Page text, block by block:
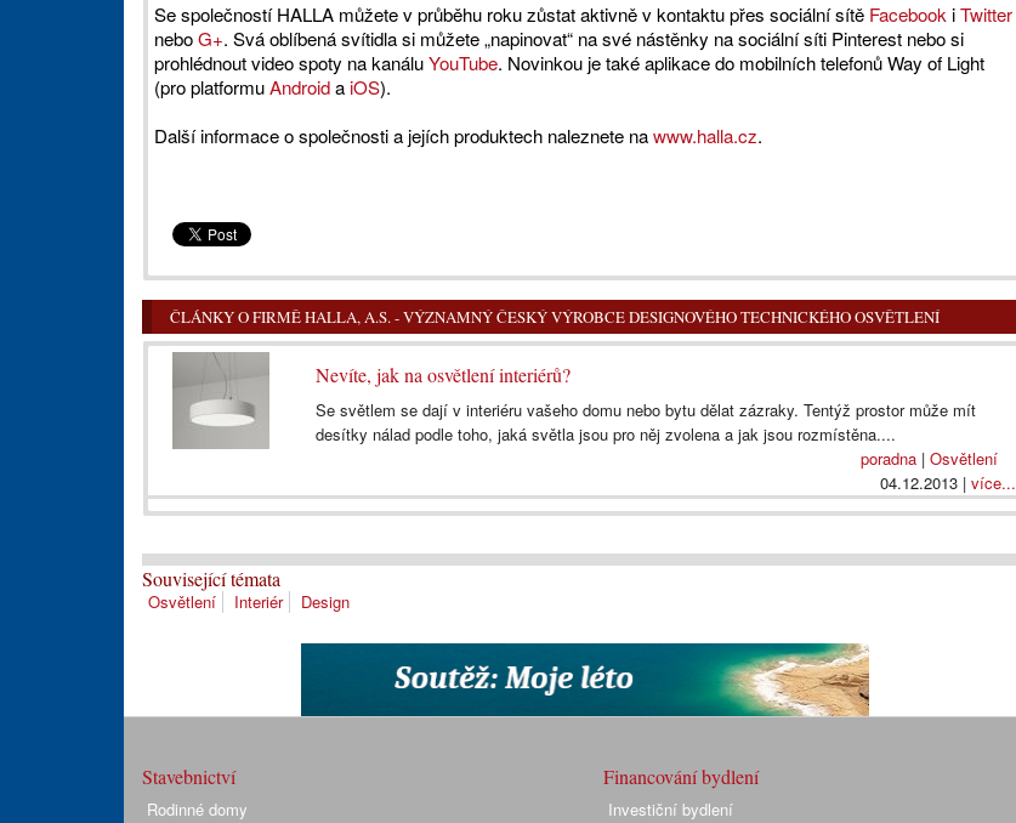
Se společností HALLA můžete v průběhu roku zůstat aktivně v kontaktu přes sociální sítě Facebook iTwitter
neboG+. Svá oblíbená svítidla si můžete „napinovat“ na své nástěnky na sociální síti Pinterest nebo si
prohlédnout video spoty na kanáluYouTube. Novinkou je také aplikace do mobilních telefonů Way of Light
(pro platformuAndroida iOS).
Další informace o společnosti a jejích produktech naleznete nawww.halla.cz.
ČLÁNKY O FIRMĚ HALLA, A.S. - VÝZNAMNÝ ČESKÝ VÝROBCE DESIGNOVÉHO TECHNICKÉHO OSVĚTLENÍ
Nevíte, jak na osvětlení interiérů?
Se světlem se dají v interiéru vašeho domu nebo bytu dělat zázraky. Tentýž prostor může mít
desítky nálad podle toho, jaká světla jsou pro něj zvolena a jak jsou rozmístěna....
poradna| Osvětlení
04.12.2013 | více...
Související témata
Osvětlení Interiér Design
Stavebnictví
Rodinné domy
Financování bydlení
Investiční bydlení